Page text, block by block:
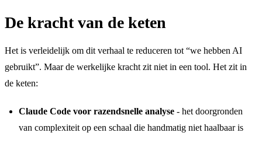
De kracht van de keten
Het is verleidelijk om dit verhaal te reduceren tot “we hebben AI
gebruikt”. Maar de werkelijke kracht zit niet in een tool. Het zit in
de keten:
Claude Code voor razendsnelle analyse - het doorgronden
van complexiteit op een schaal die handmatig niet haalbaar is